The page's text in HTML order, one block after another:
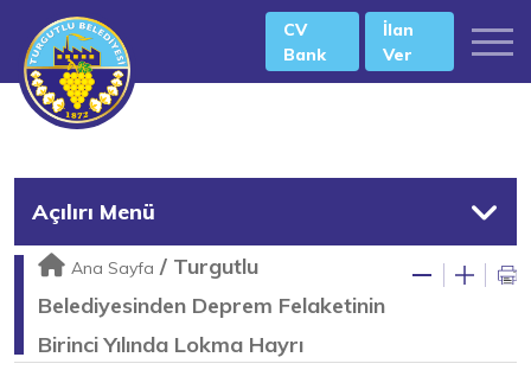
CV
Bank
İlan
Ver
Açılırı Menü
Ana Sayfa / Turgutlu
Belediyesinden Deprem Felaketinin
Birinci Yılında Lokma Hayrı